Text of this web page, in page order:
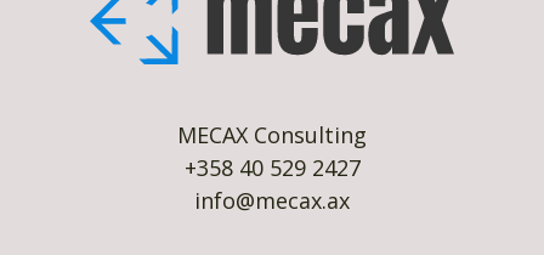
MECAX Consulting
+358 40 529 2427
info@mecax.ax